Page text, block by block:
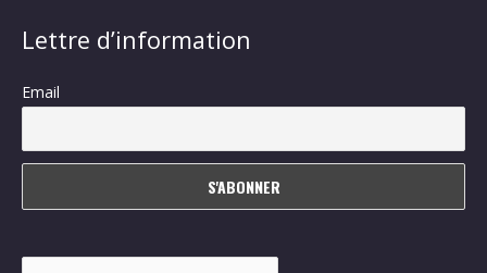
Lettre d’information
Email